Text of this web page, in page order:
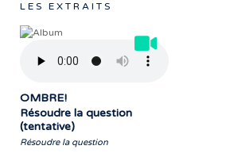
LES EXTRAITS
OMBRE!
Résoudre la question
(tentative)
Résoudre la question